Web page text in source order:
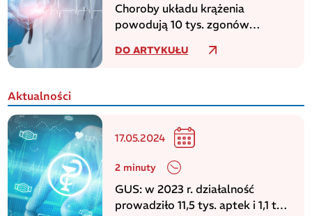
Choroby układu krążenia
powodują 10 tys. zgonów
WHO
DO ARTYKUŁU
Aktualności
17.05.2024
2 minuty
GUS: w 2023 r. działalność
prowadziło 11,5 tys. aptek i 1,1 tys.